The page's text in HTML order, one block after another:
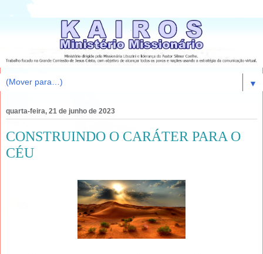
▼
quarta-feira, 21 de junho de 2023
CONSTRUINDO O CARÁTER PARA O
CÉU